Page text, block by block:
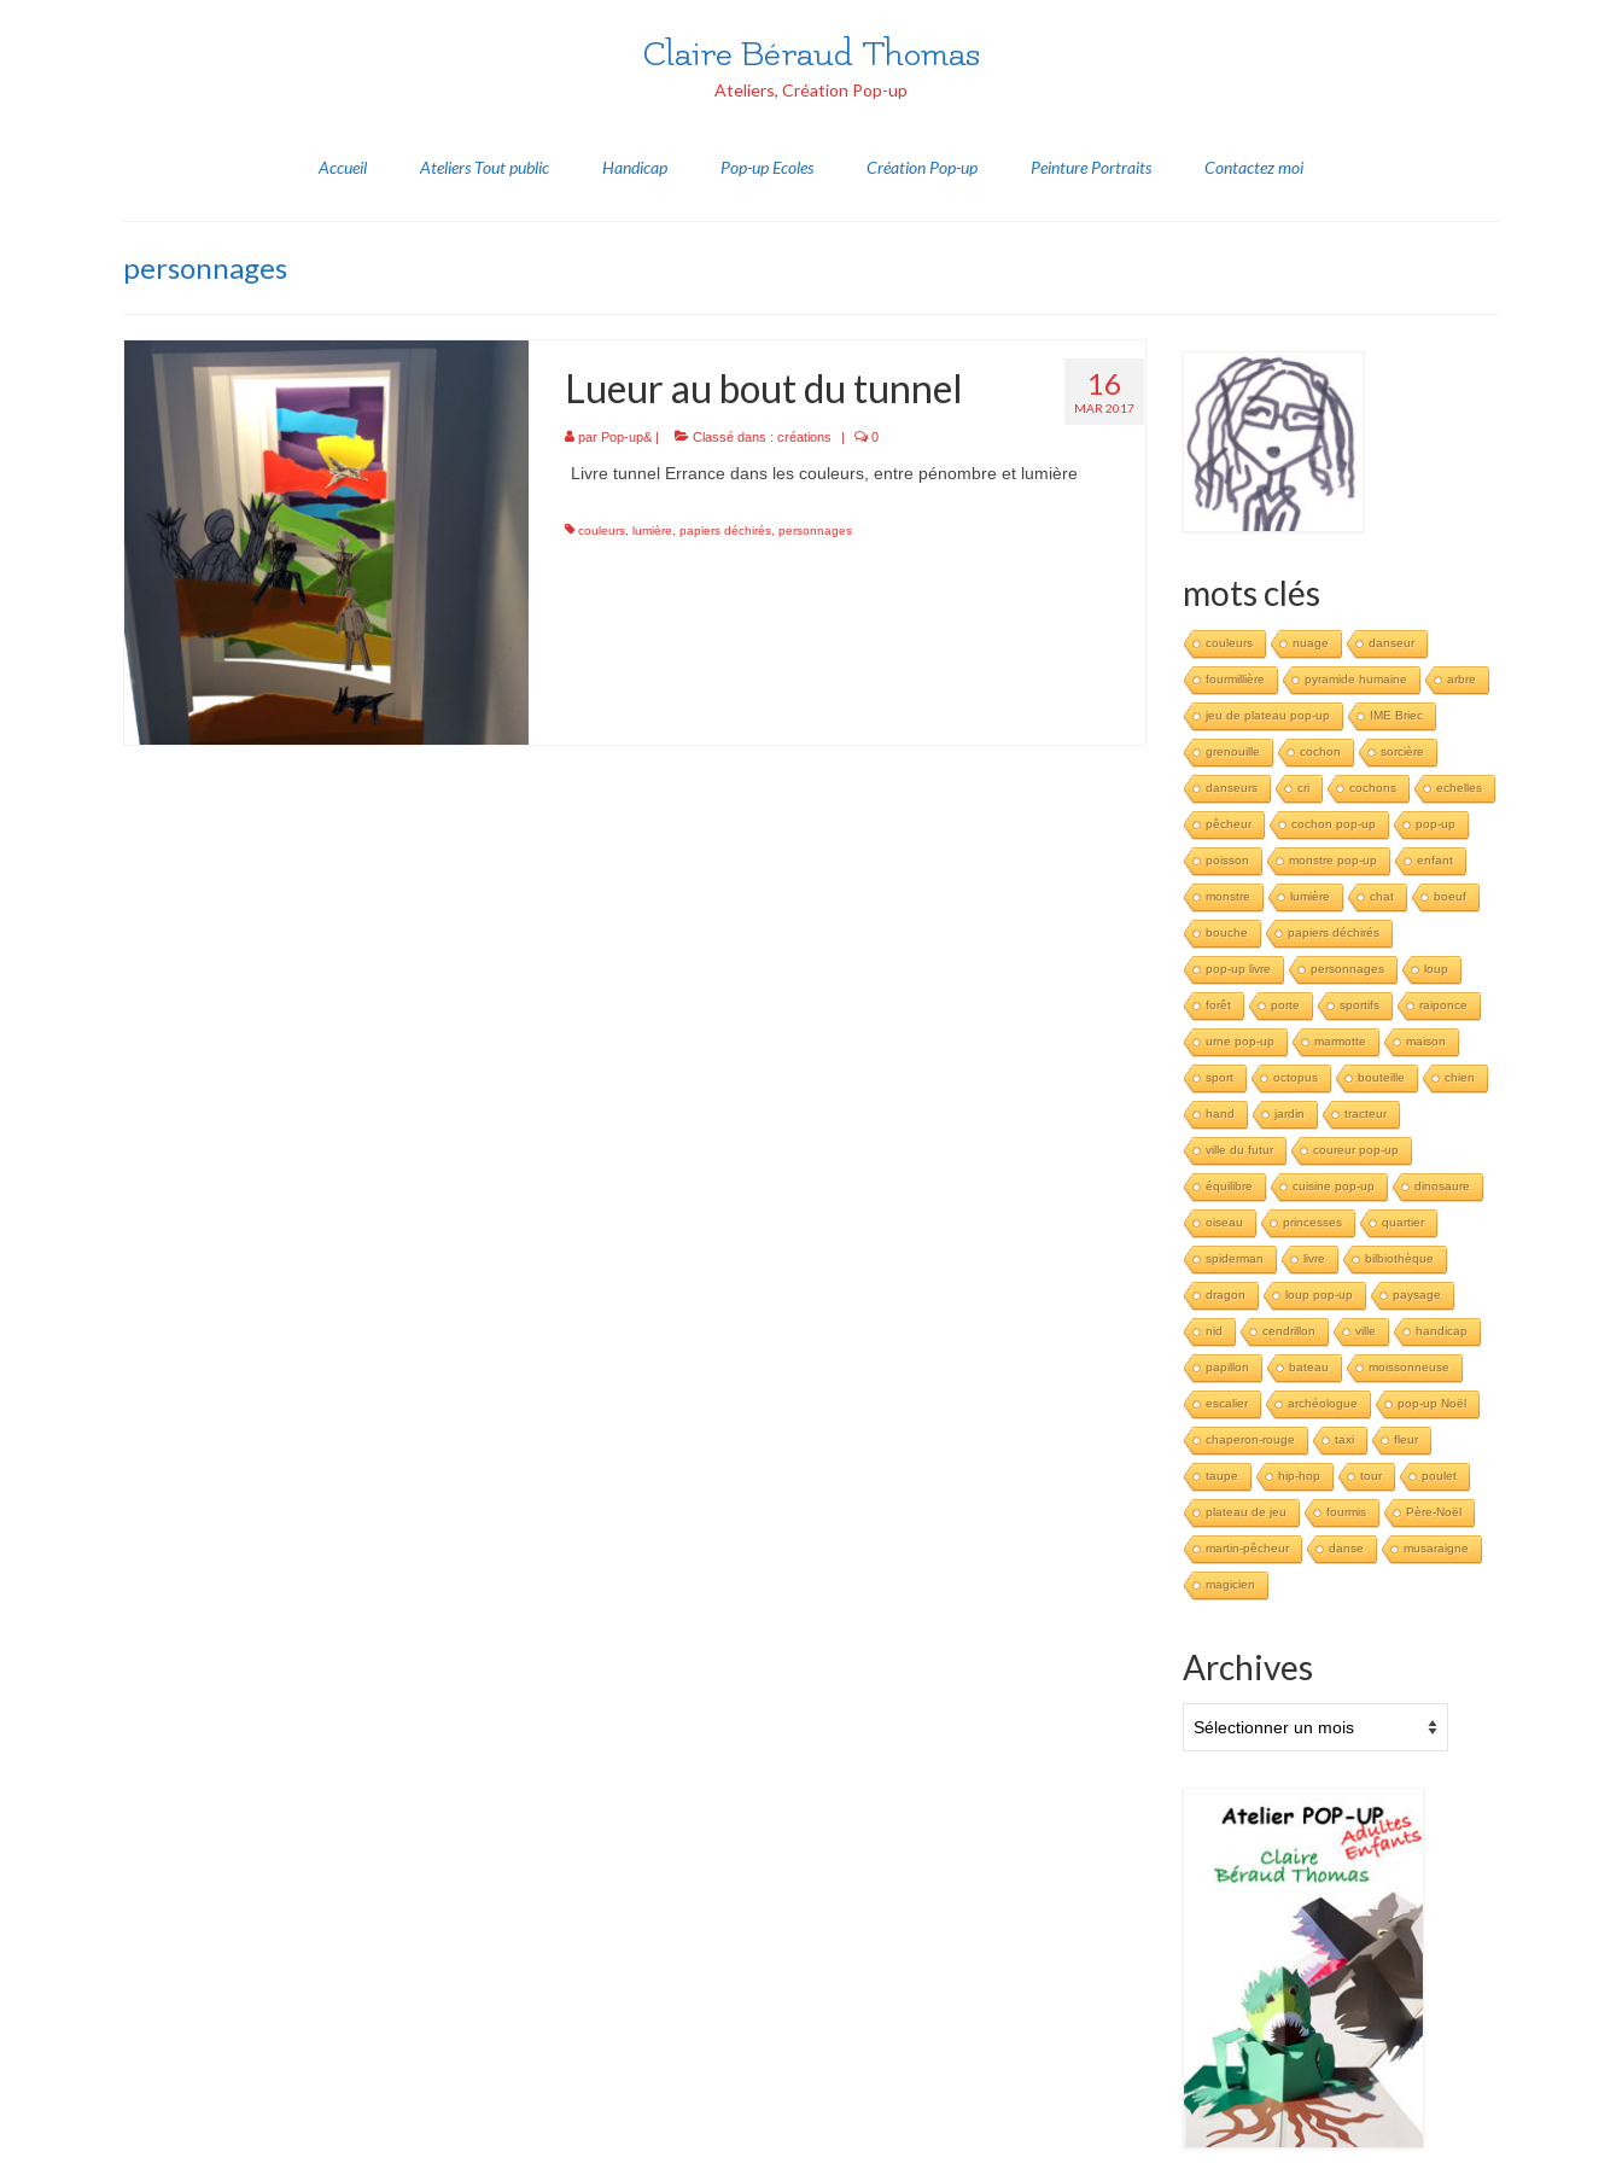
Claire Béraud Thomas
Ateliers, Création Pop-up
Accueil Ateliers Tout public Handicap Pop-up Ecoles Création Pop-up Peinture Portraits Contactez moi
personnages
16
MAR 2017
Lueur au bout du tunnel
par Pop-up&| Classé dans : créations | 0
Livre tunnel Errance dans les couleurs, entre pénombre et lumière
couleurs, lumière papiers déchirés, personnages
mots clés
couleurs nuage danseur
fourmillière pyramide humaine arbre
jeu de plateau pop-up IME Briec
grenouille cochon sorcière
danseurs cri cochons echelles
pêcheur cochon pop-up pop-up
poisson monstre pop-up enfant
monstre lumière chat boeuf
bouche papiers déchirés
pop-up livre personnages loup
forêt porte sportifs raiponce
urne pop-up marmotte maison
sport octopus bouteille chien
hand jardin tracteur
ville du futur coureur pop-up
équilibre cuisine pop-up dinosaure
oiseau princesses quartier
spiderman livre bilbiothèque
dragon loup pop-up paysage
nid cendrillon ville handicap
papillon bateau moissonneuse
escalier archéologue pop-up Noël
chaperon-rouge taxi fleur
taupe hip-hop tour poulet
plateau de jeu fourmis Père-Noël
martin-pêcheur danse musaraigne
magicien
Archives